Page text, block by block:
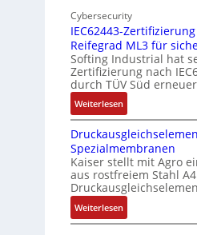
g
e
d
u
t
r
i
e
-
P
C
l
ä
s
s
b
i
f
u
n
k
m
o
d
u
l
e
b
r
Cybersecurity
IEC62443-
Reifegrad ML3 für
Softing Industrial hat
Zertifizierung nach
durch TÜV Süd
Weiterlesen:
I
E
C
6
2
4
4
3
Spezialmembranen
Kaiser stellt mit Agro
aus rostfreiem Stahl
Weiterlesen:
D